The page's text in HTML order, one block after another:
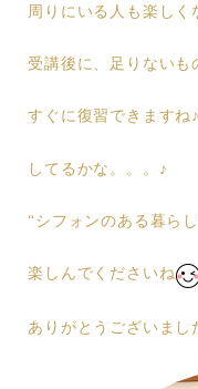
周りにいる人も楽しく
受講後に、足りないも
すぐに復習できますね♪
してるかな。。。♪
“シフォンのある暮ら
楽しんでくださいね
ありがとうございま